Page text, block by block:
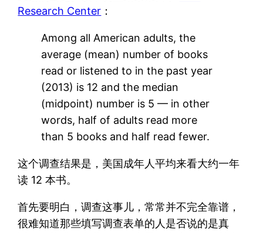
Research Center ：
Among all American adults, the
average (mean) number of books
read or listened to in the past year
(2013) is 12 and the median
(midpoint) number is 5 –– in other
words, half of adults read more
than 5 books and half read fewer.
这个调查结果是，美国成年人平均来看大约一年
读 12 本书。
首先要明白，调查这事儿，常常并不完全靠谱，
很难知道那些填写调查表单的人是否说的是真